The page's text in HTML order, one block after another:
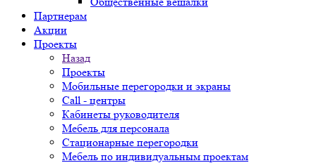
Партнерам
Акции
Проекты
Назад
Проекты
Мобильные перегородки и экраны
Call - центры
Кабинеты руководителя
Мебель для персонала
Стационарные перегородки
Мебель по индивидуальным проектам